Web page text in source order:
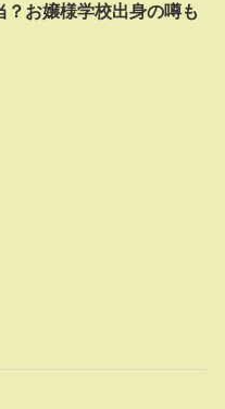
？お嬢様学校出身の噂も